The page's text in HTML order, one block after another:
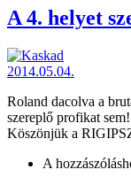
A 4. helyet
Roland dacolva a
szereplő profikat
Köszönjük a
A